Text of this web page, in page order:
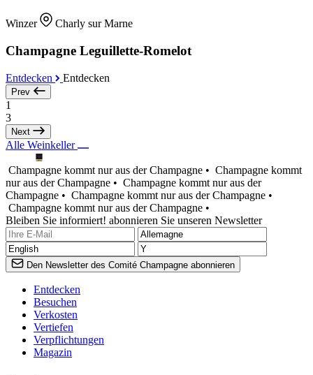
Winzer Charly sur Marne
Champagne Leguillette-Romelot
Entdecken Entdecken
Prev
1
3
Next
Alle Weinkeller
Champagne kommt nur aus der Champagne • Champagne kommt
nur aus der Champagne • Champagne kommt nur aus der
Champagne • Champagne kommt nur aus der Champagne •
Champagne kommt nur aus der Champagne •
Bleiben Sie informiert! abonnieren Sie unseren Newsletter
Den Newsletter des Comité Champagne abonnieren
Entdecken
Besuchen
Verkosten
Vertiefen
Verpflichtungen
Magazin